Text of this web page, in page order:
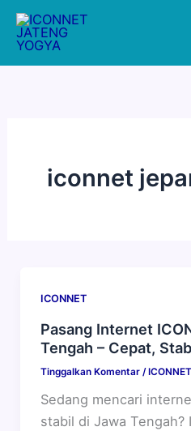
Lewati
konten
iconnet
ICONNET
Pasang Internet
Tengah – Cepat,
Tinggalkan Komentar / ICONNET
Sedang mencari
stabil di Jawa Tengah?